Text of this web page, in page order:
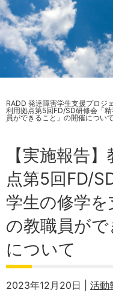
RADD 発達障害学生支援プロジ
利用拠点第5回FD/SD研修会「
員ができること」の開催について
【実施報告
点第5回FD/
学生の修学
の教職員が
について
2023年12月20日 | 活動